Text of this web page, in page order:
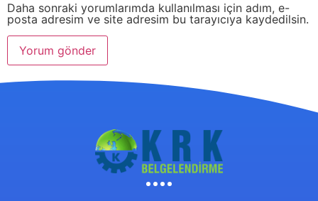
Daha sonraki yorumlarımda kullanılması için adım, e-
posta adresim ve site adresim bu tarayıcıya kaydedilsin.